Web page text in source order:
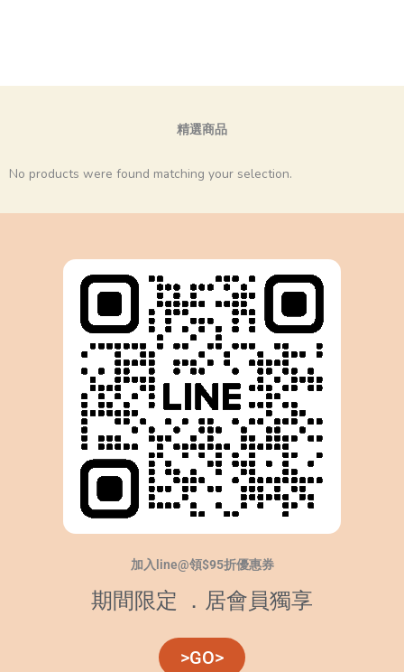
精選商品
No products were found matching your selection.
加入line@領$95折優惠券
期間限定 ．居會員獨享
>GO>